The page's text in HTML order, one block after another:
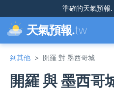
準確的天氣預報.
天氣預報.tw
到其他 > 開羅 對 墨西哥城
開羅 與 墨西哥